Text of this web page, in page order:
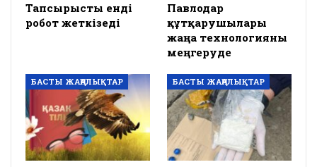
Тапсырысты енді
робот жеткізеді
Павлодар
құтқарушылары
жаңа технологияны
меңгеруде
БАСТЫ ЖАҢАЛЫҚТАР БАСТЫ ЖАҢАЛЫҚТАР